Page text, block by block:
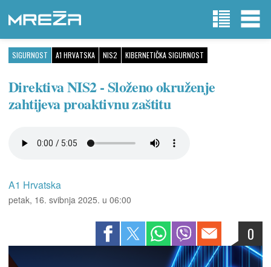
SIGURNOST A1 HRVATSKA NIS2 KIBERNETIČKA SIGURNOST
Direktiva NIS2 - Složeno okruženje
zahtijeva proaktivnu zaštitu
A1 Hrvatska
petak, 16. svibnja 2025. u 06:00
0